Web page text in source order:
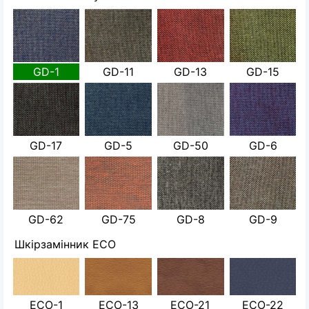
GD-1 GD-11 GD-13 GD-15
GD-17 GD-5 GD-50 GD-6
GD-62 GD-75 GD-8
GD-9
Шкірзамінник ECO
ECO-1 ECO-13 ECO-21 ECO-22